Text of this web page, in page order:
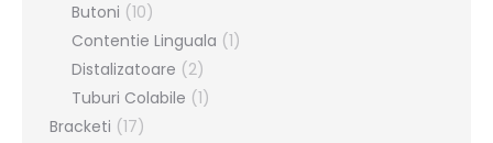
Butoni (10)
Contentie Linguala (1)
Distalizatoare (2)
Tuburi Colabile (1)
Bracketi (17)